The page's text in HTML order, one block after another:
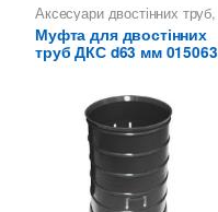
Аксесуари двостінних труб,
Муфти з'єднувальні ДКС
Муфта для двостінних
труб ДКС d63 мм 015063